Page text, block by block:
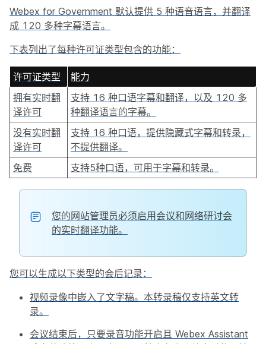
Webex for Government 默认提供 5 种语音语言，并翻译
成 120 多种字幕语言。
下表列出了每种许可证类型包含的功能：
许可证类型
能力
拥有实时翻
译许可
支持 16 种口语字幕和翻译，以及 120 多
种翻译语言的字幕。
没有实时翻
译许可
支持 16 种口语，提供隐藏式字幕和转录，
不提供翻译。
免费
支持5种口语，可用于字幕和转录。
您的网站管理员必须启用会议和网络研讨会
的实时翻译功能。
您可以生成以下类型的会后记录：
视频录像中嵌入了文字稿。本转录稿仅支持英文转
录。
会议结束后，只要录音功能开启且 Webex Assistant